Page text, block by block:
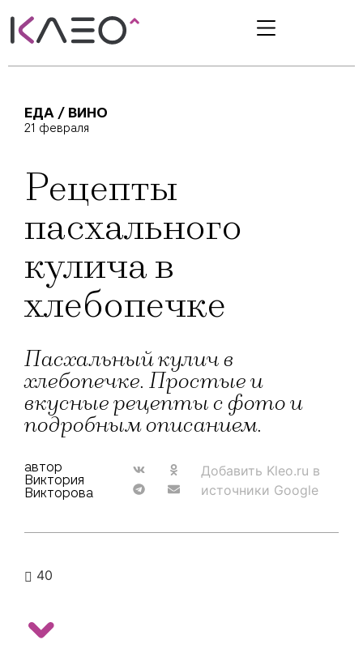
ЕДА / ВИНО
21 февраля
Рецепты
пасхального
кулича в
хлебопечке
Пасхальный кулич в
хлебопечке. Простые и
вкусные рецепты с фото и
подробным описанием.
автор
Виктория
Викторова
Добавить Kleo.ru в
источники Google
40